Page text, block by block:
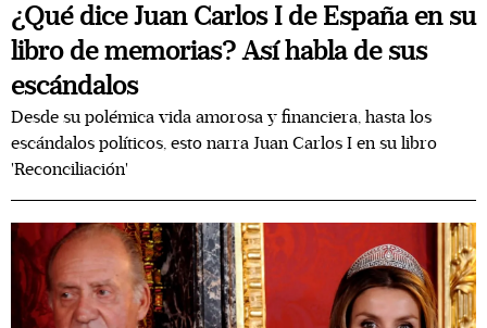
¿Qué dice Juan Carlos I de España en su
libro de memorias? Así habla de sus
escándalos
Desde su polémica vida amorosa y financiera, hasta los
escándalos políticos, esto narra Juan Carlos I en su libro
'Reconciliación'